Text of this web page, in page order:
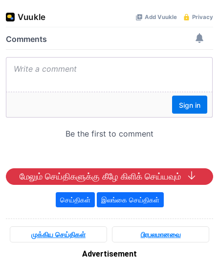
மேலும் செய்திகளுக்கு கீழே கிளிக் செய்யவும்
செய்திகள் இலங்கை செய்திகள்
முக்கிய செய்திகள் பிரபலமானவை
Advertisement